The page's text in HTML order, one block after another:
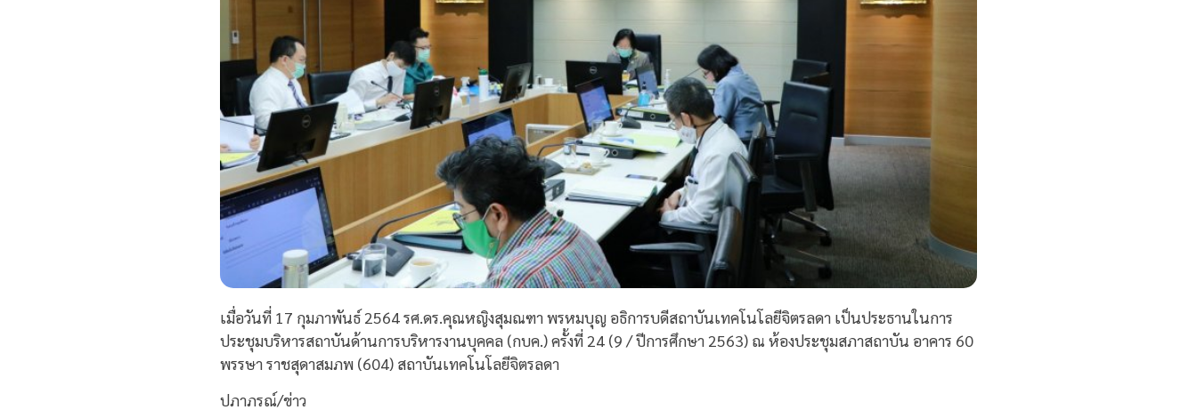
เมื่อวันที่ 17 กุมภาพันธ์ 2564 รศ.ดร.คุณหญิงสุมณฑา พรหมบุญ อธิการบดีสถาบันเทคโนโลยีจิตรลดา เป็นประธานในการ
ประชุมบริหารสถาบันด้านการบริหารงานบุคคล (กบค.) ครั้งที่ 24 (9 / ปีการศึกษา 2563) ณ ห้องประชุมสภาสถาบัน อาคาร 60
พรรษา ราชสุดาสมภพ (604) สถาบันเทคโนโลยีจิตรลดา
ปภาภรณ์/ข่าว